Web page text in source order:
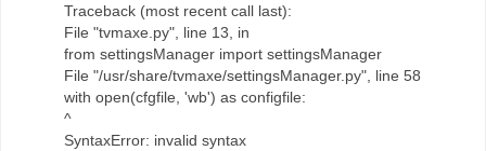
Traceback (most recent call last):
File "tvmaxe.py", line 13, in
from settingsManager import settingsManager
File "/usr/share/tvmaxe/settingsManager.py", line 58
with open(cfgfile, 'wb') as configfile:
^
SyntaxError: invalid syntax